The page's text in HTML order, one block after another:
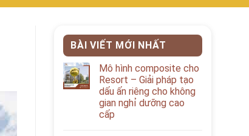
BÀI VIẾT MỚI NHẤT
Mô hình composite cho
Resort – Giải pháp tạo
dấu ấn riêng cho không
gian nghỉ dưỡng cao
cấp